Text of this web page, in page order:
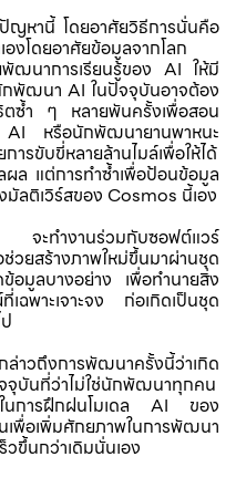
ญหานี้ โดยอาศัยวิธีการนั่นคือ
งโดยอาศัยข้อมูลจากโลก
ฒนาการเรียนรู้ของ AI ให้มี
พัฒนา AI ในปัจจุบันอาจต้อง
ตซ้ำ ๆ หลายพันครั้งเพื่อสอน
AI หรือนักพัฒนายานพาหนะ
ารขับขี่หลายล้านไมล์เพื่อให้ได้
ล แต่การทำซ้ำเพื่อป้อนข้อมูล
มัลติเวิร์สของ Cosmos นี้เอง
ะทำงานร่วมกับซอฟต์แวร์
สร้างภาพใหม่ขึ้นมาผ่านชุด
อมูลบางอย่าง เพื่อทำนายสิ่ง
ฉพาะเจาะจง ก่อเกิดเป็นชุด
าวถึงการพัฒนาครั้งนี้ว่าเกิด
จุบันที่ว่าไม่ใช่นักพัฒนาทุกคน
ในการฝึกฝนโมเดล AI ของ
พื่อเพิ่มศักยภาพในการพัฒนา
วขึ้นกว่าเดิมนั่นเอง